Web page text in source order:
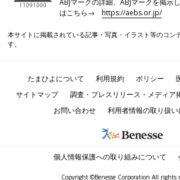
ABJマークの詳細、ABJマークを掲示
はこちら→https://aebs.or.jp/
本サイトに掲載されている記事・写真・イラスト等のコン
す。
たまひよについて 利用規約 ポリシー
サイトマップ
調査・プレスリリース・メディア
お問い合わせ
利用者情報の取り扱い
個人情報保護への取り組みについて
Copyright ©Benesse Corporation All rights